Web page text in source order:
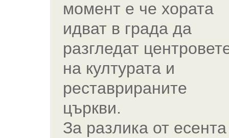
момент е че хората
идват в града да
разгледат
на културата и
реставрираните
църкви.
За разлика от есента